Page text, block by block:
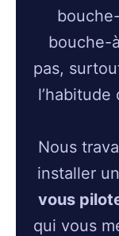
bouche-
pas,
Nous
installer
vous
qui vous